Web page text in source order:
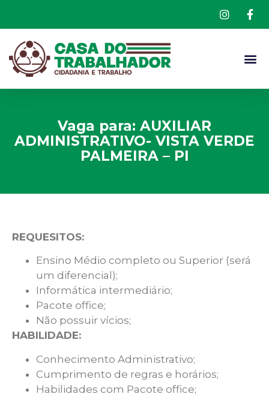
Vaga para: AUXILIAR
ADMINISTRATIVO- VISTA VERDE
PALMEIRA – PI
REQUESITOS:
Ensino Médio completo ou Superior (será
um diferencial);
Informática intermediário;
Pacote office;
Não possuir vícios;
HABILIDADE:
Conhecimento Administrativo;
Cumprimento de regras e horários;
Habilidades com Pacote office;